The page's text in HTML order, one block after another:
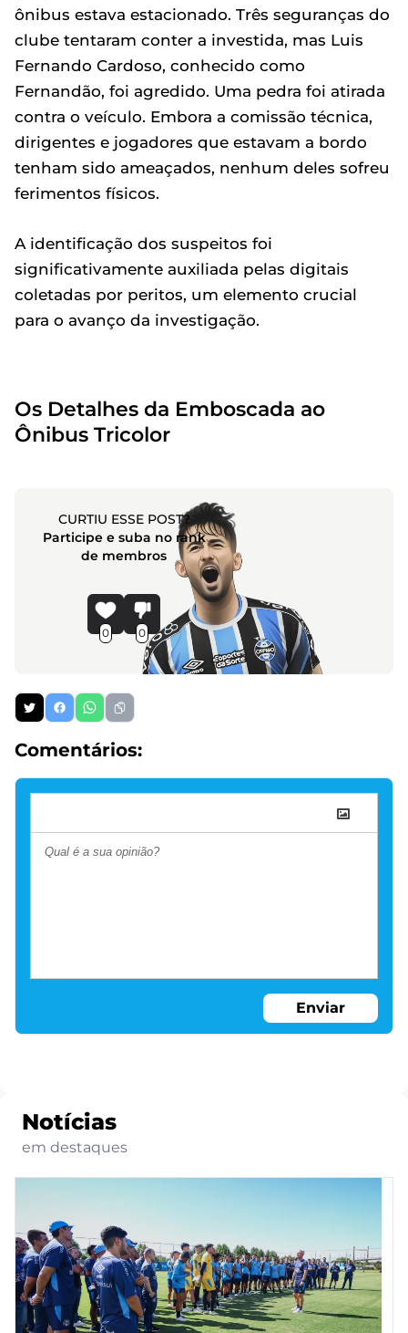
ônibus estava estacionado. Três seguranças do
clube tentaram conter a investida, mas Luis
Fernando Cardoso, conhecido como
Fernandão, foi agredido. Uma pedra foi atirada
contra o veículo. Embora a comissão técnica,
dirigentes e jogadores que estavam a bordo
tenham sido ameaçados, nenhum deles sofreu
ferimentos físicos.
A identificação dos suspeitos foi
significativamente auxiliada pelas digitais
coletadas por peritos, um elemento crucial
para o avanço da investigação.
Os Detalhes da Emboscada ao
Ônibus Tricolor
CURTIU ESSE POST?
Participe e suba no rank
de membros
0 0
Comentários:
Enviar
Notícias
em destaques